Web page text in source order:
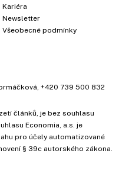
Kariéra
Newsletter
Všeobecné podmínky
, +420 739 500 832
článků, je bez souhlasu
Economia, a.s. je
pro účely automatizované
§ 39c autorského zákona.